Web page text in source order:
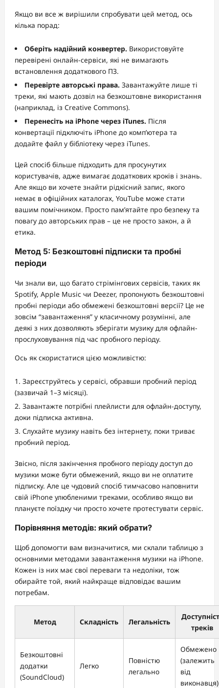
Якщо ви все ж вирішили спробувати цей метод, ось
кілька порад:
Оберіть надійний конвертер. Використовуйте
перевірені онлайн-сервіси, які не вимагають
встановлення додаткового ПЗ.
Перевірте авторські права. Завантажуйте лише ті
треки, які мають дозвіл на безкоштовне використання
(наприклад, із Creative Commons).
Перенесіть на iPhone через iTunes. Після
конвертації підключіть iPhone до комп’ютера та
додайте файл у бібліотеку через iTunes.
Цей спосіб більше підходить для просунутих
користувачів, адже вимагає додаткових кроків і знань.
Але якщо ви хочете знайти рідкісний запис, якого
немає в офіційних каталогах, YouTube може стати
вашим помічником. Просто пам’ятайте про безпеку та
повагу до авторських прав – це не просто закон, а й
етика.
Метод 5: Безкоштовні підписки та пробні
періоди
Чи знали ви, що багато стрімінгових сервісів, таких як
Spotify, Apple Music чи Deezer, пропонують безкоштовні
пробні періоди або обмежені безкоштовні версії? Це не
зовсім “завантаження” у класичному розумінні, але
деякі з них дозволяють зберігати музику для офлайн-
прослуховування під час пробного періоду.
Ось як скористатися цією можливістю:
Зареєструйтесь у сервісі, обравши пробний період
(зазвичай 1–3 місяці).
Завантажте потрібні плейлисти для офлайн-доступу,
доки підписка активна.
Слухайте музику навіть без інтернету, поки триває
пробний період.
Звісно, після закінчення пробного періоду доступ до
музики може бути обмежений, якщо ви не оплатите
підписку. Але це чудовий спосіб тимчасово наповнити
свій iPhone улюбленими треками, особливо якщо ви
плануєте поїздку чи просто хочете протестувати сервіс.
Порівняння методів: який обрати?
Щоб допомогти вам визначитися, ми склали таблицю з
основними методами завантаження музики на iPhone.
Кожен із них має свої переваги та недоліки, тож
обирайте той, який найкраще відповідає вашим
потребам.
Метод Складність Легальність
треків
Безкоштовні
додатки
(SoundCloud)
Легко
Повністю
легально
Обмежено
(залежить
від
виконавця)